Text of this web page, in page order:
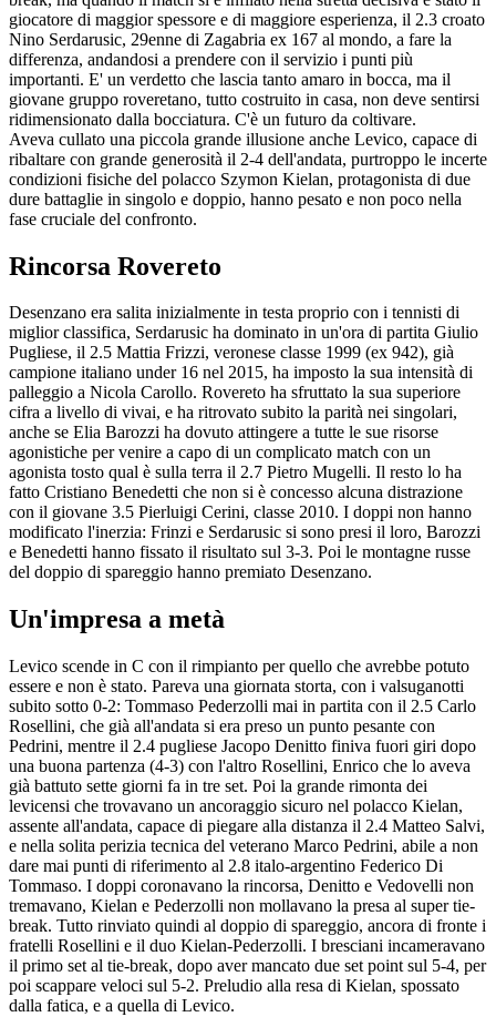
giocatore di maggior spessore e di maggiore esperienza, il 2.3 croato
Nino Serdarusic, 29enne di Zagabria ex 167 al mondo, a fare la
differenza, andandosi a prendere con il servizio i punti più
importanti. E' un verdetto che lascia tanto amaro in bocca, ma il
giovane gruppo roveretano, tutto costruito in casa, non deve sentirsi
ridimensionato dalla bocciatura. C'è un futuro da coltivare.
Aveva cullato una piccola grande illusione anche Levico, capace di
ribaltare con grande generosità il 2-4 dell'andata, purtroppo le incerte
condizioni fisiche del polacco Szymon Kielan, protagonista di due
dure battaglie in singolo e doppio, hanno pesato e non poco nella
fase cruciale del confronto.
Rincorsa Rovereto
Desenzano era salita inizialmente in testa proprio con i tennisti di
miglior classifica, Serdarusic ha dominato in un'ora di partita Giulio
Pugliese, il 2.5 Mattia Frizzi, veronese classe 1999 (ex 942), già
campione italiano under 16 nel 2015, ha imposto la sua intensità di
palleggio a Nicola Carollo. Rovereto ha sfruttato la sua superiore
cifra a livello di vivai, e ha ritrovato subito la parità nei singolari,
anche se Elia Barozzi ha dovuto attingere a tutte le sue risorse
agonistiche per venire a capo di un complicato match con un
agonista tosto qual è sulla terra il 2.7 Pietro Mugelli. Il resto lo ha
fatto Cristiano Benedetti che non si è concesso alcuna distrazione
con il giovane 3.5 Pierluigi Cerini, classe 2010. I doppi non hanno
modificato l'inerzia: Frinzi e Serdarusic si sono presi il loro, Barozzi
e Benedetti hanno fissato il risultato sul 3-3. Poi le montagne russe
del doppio di spareggio hanno premiato Desenzano.
Un'impresa a metà
Levico scende in C con il rimpianto per quello che avrebbe potuto
essere e non è stato. Pareva una giornata storta, con i valsuganotti
subito sotto 0-2: Tommaso Pederzolli mai in partita con il 2.5 Carlo
Rosellini, che già all'andata si era preso un punto pesante con
Pedrini, mentre il 2.4 pugliese Jacopo Denitto finiva fuori giri dopo
una buona partenza (4-3) con l'altro Rosellini, Enrico che lo aveva
già battuto sette giorni fa in tre set. Poi la grande rimonta dei
levicensi che trovavano un ancoraggio sicuro nel polacco Kielan,
assente all'andata, capace di piegare alla distanza il 2.4 Matteo Salvi,
e nella solita perizia tecnica del veterano Marco Pedrini, abile a non
dare mai punti di riferimento al 2.8 italo-argentino Federico Di
Tommaso. I doppi coronavano la rincorsa, Denitto e Vedovelli non
tremavano, Kielan e Pederzolli non mollavano la presa al super tie-
break. Tutto rinviato quindi al doppio di spareggio, ancora di fronte i
fratelli Rosellini e il duo Kielan-Pederzolli. I bresciani incameravano
il primo set al tie-break, dopo aver mancato due set point sul 5-4, per
poi scappare veloci sul 5-2. Preludio alla resa di Kielan, spossato
dalla fatica, e a quella di Levico.